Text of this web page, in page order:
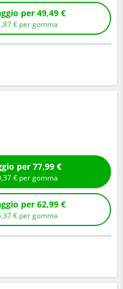
Compra senza montaggio per 49,49 €
87€ per gomma
Compra con montaggio per 77,99 €
37€ per gomma
Compra senza montaggio per 62,99 €
37€ per gomma